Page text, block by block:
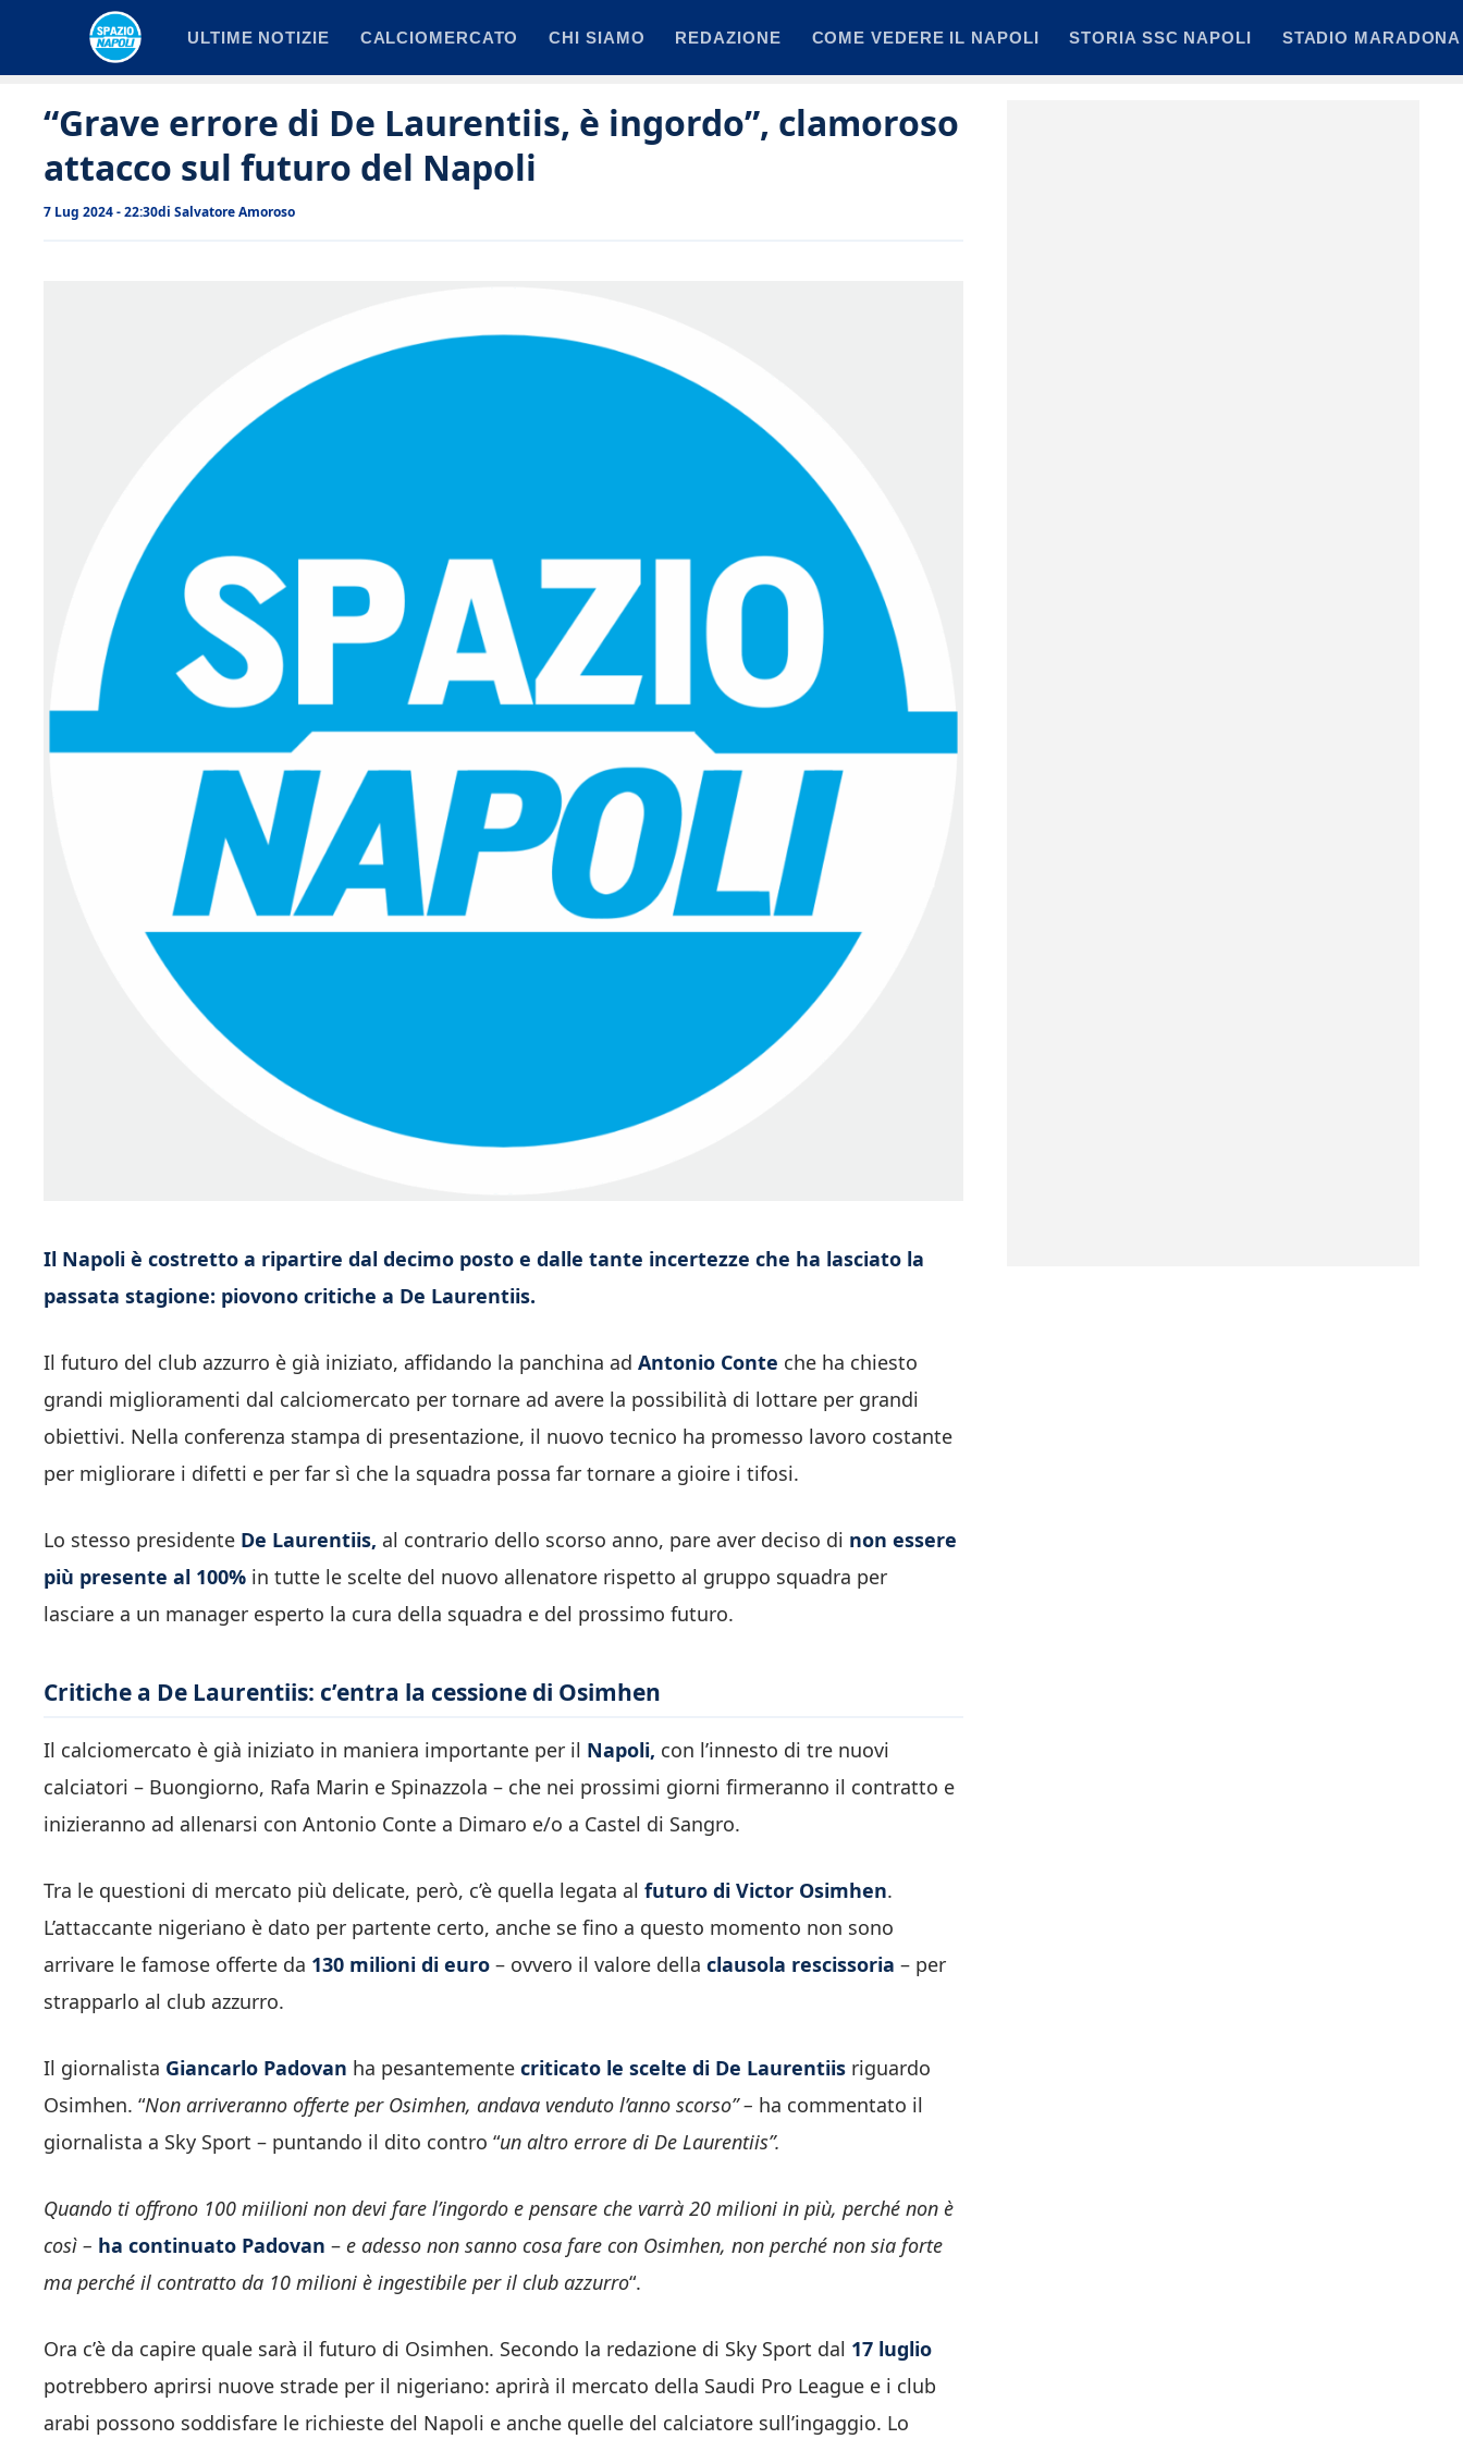
ULTIME NOTIZIE CALCIOMERCATO CHI SIAMO REDAZIONE COME VEDERE IL NAPOLI STORIA SSC NAPOLI STADIO MARADONA
“Grave errore di De Laurentiis, è ingordo”, clamoroso
attacco sul futuro del Napoli
7 Lug 2024 - 22:30di Salvatore Amoroso
Il Napoli è costretto a ripartire dal decimo posto e dalle tante incertezze che ha lasciato la
passata stagione: piovono critiche a De Laurentiis.
Il futuro del club azzurro è già iniziato, affidando la panchina ad Antonio Conte che ha chiesto
grandi miglioramenti dal calciomercato per tornare ad avere la possibilità di lottare per grandi
obiettivi. Nella conferenza stampa di presentazione, il nuovo tecnico ha promesso lavoro costante
per migliorare i difetti e per far sì che la squadra possa far tornare a gioire i tifosi.
Lo stesso presidente De Laurentiis, al contrario dello scorso anno, pare aver deciso di non essere
più presente al 100% in tutte le scelte del nuovo allenatore rispetto al gruppo squadra per
lasciare a un manager esperto la cura della squadra e del prossimo futuro.
Critiche a De Laurentiis: c’entra la cessione di Osimhen
Il calciomercato è già iniziato in maniera importante per il Napoli, con l’innesto di tre nuovi
calciatori – Buongiorno, Rafa Marin e Spinazzola – che nei prossimi giorni firmeranno il contratto e
inizieranno ad allenarsi con Antonio Conte a Dimaro e/o a Castel di Sangro.
Tra le questioni di mercato più delicate, però, c’è quella legata al futuro di Victor Osimhen.
L’attaccante nigeriano è dato per partente certo, anche se fino a questo momento non sono
arrivare le famose offerte da 130 milioni di euro – ovvero il valore della clausola rescissoria – per
strapparlo al club azzurro.
Il giornalista Giancarlo Padovan ha pesantemente criticato le scelte di De Laurentiis riguardo
Osimhen. “Non arriveranno offerte per Osimhen, andava venduto l’anno scorso” – ha commentato il
giornalista a Sky Sport – puntando il dito contro “un altro errore di De Laurentiis”.
Quando ti offrono 100 miilioni non devi fare l’ingordo e pensare che varrà 20 milioni in più, perché non è
così – ha continuato Padovan – e adesso non sanno cosa fare con Osimhen, non perché non sia forte
ma perché il contratto da 10 milioni è ingestibile per il club azzurro“.
Ora c’è da capire quale sarà il futuro di Osimhen. Secondo la redazione di Sky Sport dal 17 luglio
potrebbero aprirsi nuove strade per il nigeriano: aprirà il mercato della Saudi Pro League e i club
arabi possono soddisfare le richieste del Napoli e anche quelle del calciatore sull’ingaggio. Lo